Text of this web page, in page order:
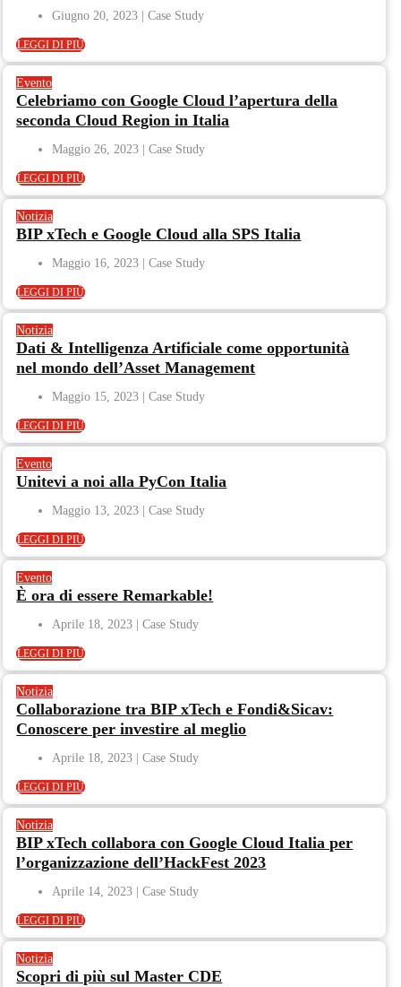
Giugno 20, 2023
LEGGI DI PIÙ
Evento
Celebriamo con Google Cloud l’apertura della
seconda Cloud Region in Italia
Maggio 26, 2023
LEGGI DI PIÙ
Notizia
BIP xTech e Google Cloud alla SPS Italia
Maggio 16, 2023
LEGGI DI PIÙ
Notizia
Dati & Intelligenza Artificiale come opportunità
nel mondo dell’Asset Management​
Maggio 15, 2023
LEGGI DI PIÙ
Evento
Unitevi a noi alla PyCon Italia
Maggio 13, 2023
LEGGI DI PIÙ
Evento
È ora di essere Remarkable!
Aprile 18, 2023
LEGGI DI PIÙ
Notizia
Collaborazione tra BIP xTech e Fondi&Sicav:
Conoscere per investire al meglio
Aprile 18, 2023
LEGGI DI PIÙ
Notizia
BIP xTech collabora con Google Cloud Italia per
l’organizzazione dell’HackFest 2023
Aprile 14, 2023
LEGGI DI PIÙ
Notizia
Scopri di più sul Master CDE